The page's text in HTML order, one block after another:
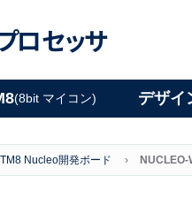
ロセッサ
(8bit マイコン) デザイ
Nucleo開発ボード